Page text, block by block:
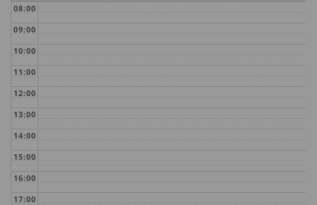
08:00
09:00
10:00
11:00
12:00
13:00
14:00
15:00
16:00
17:00